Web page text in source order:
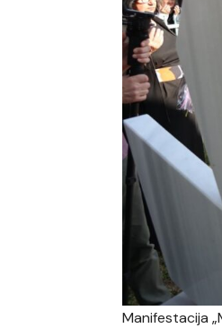
Manifestacija